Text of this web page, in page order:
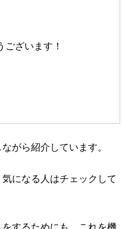
ざいます！
がら紹介しています。
になる人はチェックして